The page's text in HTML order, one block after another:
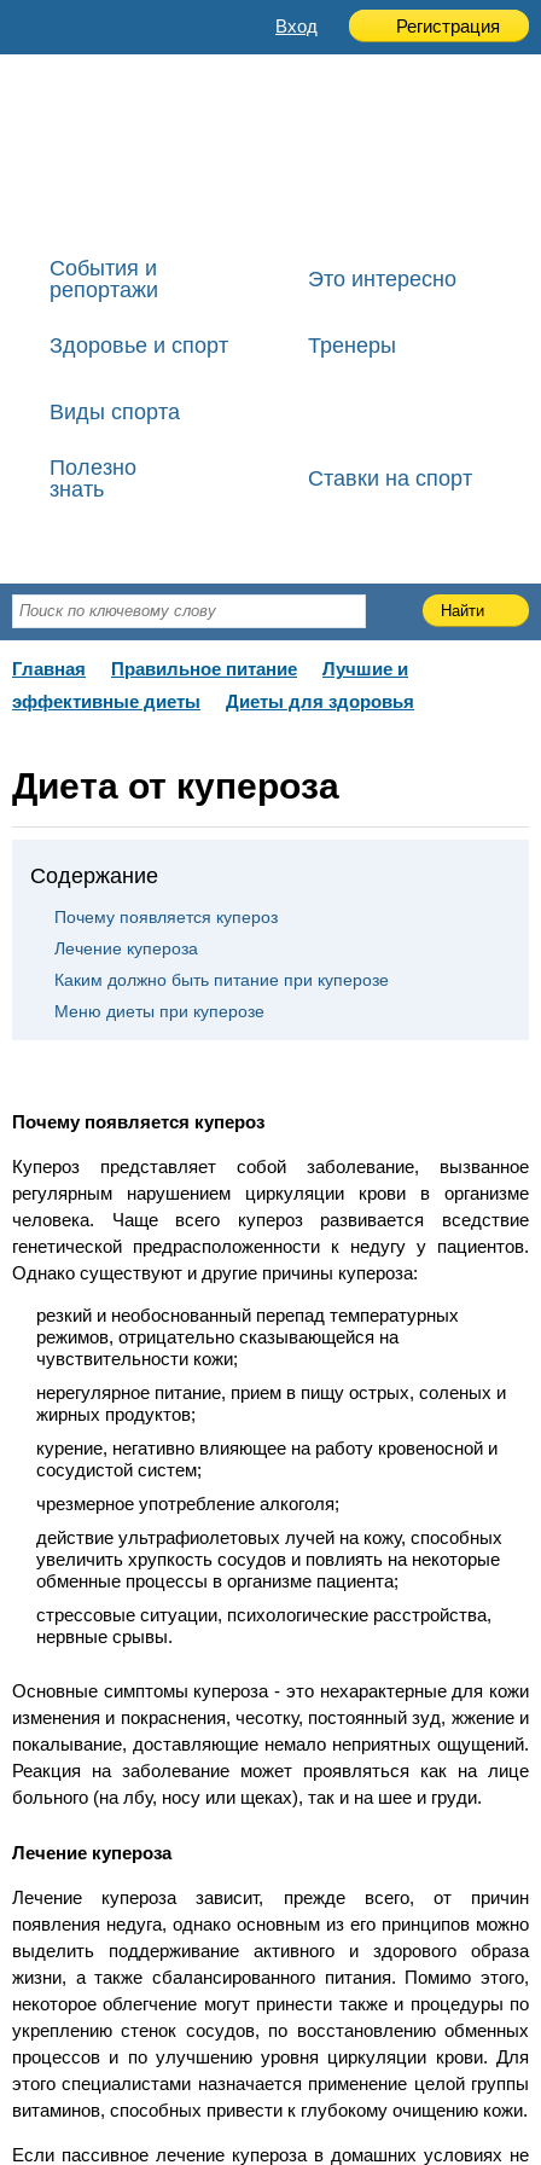
Вход Регистрация
События и
репортажи
Это интересно
Здоровье и спорт Тренеры
Виды спорта
Полезно
знать
Ставки на спорт
Главная Правильное питание
Лучшие и
эффективные диеты
Диеты для здоровья
Диета от купероза
Содержание
Почему появляется купероз
Лечение купероза
Каким должно быть питание при куперозе
Меню диеты при куперозе
Почему появляется купероз
Купероз представляет собой заболевание, вызванное
регулярным нарушением циркуляции крови в организме
человека. Чаще всего купероз развивается вседствие
генетической предрасположенности к недугу у пациентов.
Однако существуют и другие причины купероза:
резкий и необоснованный перепад температурных
режимов, отрицательно сказывающейся на
чувствительности кожи;
нерегулярное питание, прием в пищу острых, соленых и
жирных продуктов;
курение, негативно влияющее на работу кровеносной и
сосудистой систем;
чрезмерное употребление алкоголя;
действие ультрафиолетовых лучей на кожу, способных
увеличить хрупкость сосудов и повлиять на некоторые
обменные процессы в организме пациента;
стрессовые ситуации, психологические расстройства,
нервные срывы.
Основные симптомы купероза - это нехарактерные для кожи
изменения и покраснения, чесотку, постоянный зуд, жжение и
покалывание, доставляющие немало неприятных ощущений.
Реакция на заболевание может проявляться как на лице
больного (на лбу, носу или щеках), так и на шее и груди.
Лечение купероза
Лечение купероза зависит, прежде всего, от причин
появления недуга, однако основным из его принципов можно
выделить поддерживание активного и здорового образа
жизни, а также сбалансированного питания. Помимо этого,
некоторое облегчение могут принести также и процедуры по
укреплению стенок сосудов, по восстановлению обменных
процессов и по улучшению уровня циркуляции крови. Для
этого специалистами назначается применение целой группы
витаминов, способных привести к глубокому очищению кожи.
Если пассивное лечение купероза в домашних условиях не